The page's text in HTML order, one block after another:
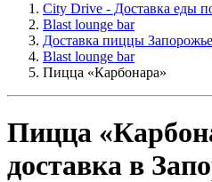
City Drive - Доставка еды
Blast lounge bar
Доставка пиццы Запорожье
Blast lounge bar
Пицца «Карбонара»
Пицца
доставка в